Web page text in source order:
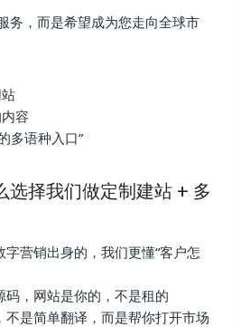
务，而是希望成为您走向全球市
容
多语种入口”
选择我们做定制建站 + 多
营销出身的，我们更懂“客户怎
码，网站是你的，不是租的
不是简单翻译，而是帮你打开市场